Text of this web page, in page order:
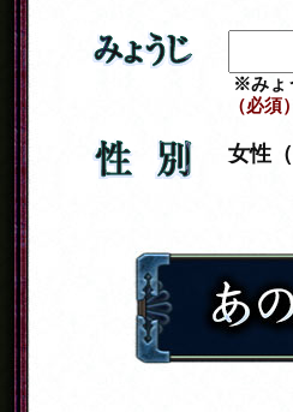
※みょ
（必須）
女性